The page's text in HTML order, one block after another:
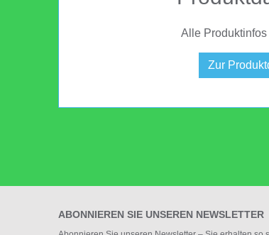
Alle
Zur
ABONNIEREN SIE UNSEREN NEWSLETTER